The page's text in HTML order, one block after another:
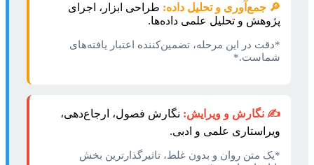
🔎 جمع‌آوری و تحلیل داده: طراحی ابزار، اجرای
پژوهش و تحلیل علمی داده‌ها.
*دقت در این مرحله، تضمین‌کننده اعتبار یافته‌های
شماست.*
✍️ نگارش و ویرایش: نگارش فصول، ارجاع‌دهی،
ویراستاری علمی و ادبی.
*یک متن روان و بدون غلط، تاثیرگذارترین بخش